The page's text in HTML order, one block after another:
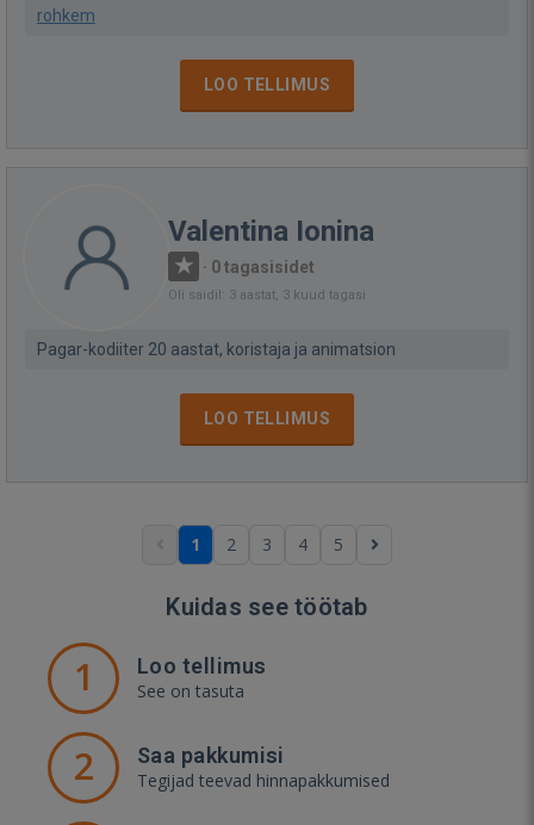
rohkem
LOO TELLIMUS
Valentina Ionina
· 0 tagasisidet
Oli saidil: 3 aastat, 3 kuud tagasi
Pagar-kodiiter 20 aastat, koristaja ja animatsion
LOO TELLIMUS
1 2 3 4 5
Kuidas see töötab
1 Loo tellimus
See on tasuta
2 Saa pakkumisi
Tegijad teevad hinnapakkumised